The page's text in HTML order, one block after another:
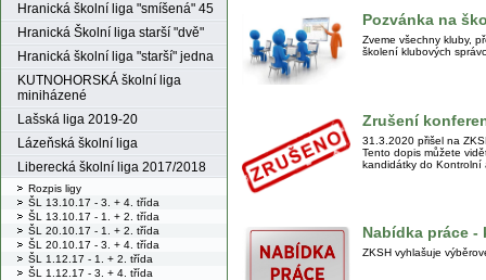
Hranická školní liga "smíšená" 45
Hranická Školní liga starší "dvě"
Hranická školní liga "starší" jedna
KUTNOHORSKÁ školní liga
miniházené
Lašská liga 2019-20
Lázeňská školní liga
Liberecká školní liga 2017/2018
Rozpis ligy
ŠL 13.10.17 - 3. + 4. třída
ŠL 13.10.17 - 1. + 2. třída
ŠL 20.10.17 - 1. + 2. třída
ŠL 20.10.17 - 3. + 4. třída
ŠL 1.12.17 - 1. + 2. třída
ŠL 1.12.17 - 3. + 4. třída
Pozvánka na
Zveme všechny kluby,
školení klubových
Zrušení
31.3.2020 přišel na
Tento dopis můžete
kandidátky do Kontrolní
Nabídka práce -
ZKSH vyhlašuje